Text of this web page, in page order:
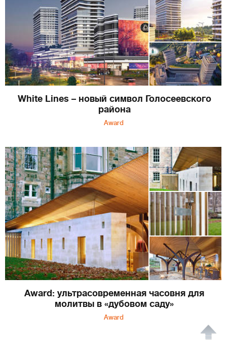
White Lines – новый символ Голосеевского
района
Award
Award: ультрасовременная часовня для
молитвы в «дубовом саду»
Award